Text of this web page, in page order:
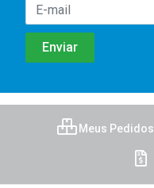
Meus Pedidos